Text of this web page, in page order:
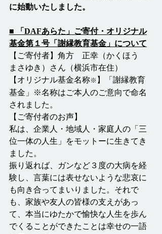
に始動いたしました。
■ 「DAFあらた」ご寄付・オリジナル
基金第１号「謝縁教育基金」について
【ご寄付者】角方　正幸（かくほう
まさゆき）さん（横浜市在住）
【オリジナル基金名称※ 】「謝縁教育
基金」※名称はご本人のご意向で命名
されました。
【ご寄付者のお声】
私は、企業人・地域人・家庭人の「三
位一体の人生」をモットーに生きてき
ました。
振り返れば、ガンなど３度の大病を経
験し、言葉には表せないような悲哀に
も向き合ってまいりました。それで
も、家族や友人の皆様の支えがあっ
て、本当にゆたかで愉快な人生を歩ん
でくることができたことは幸せの一語